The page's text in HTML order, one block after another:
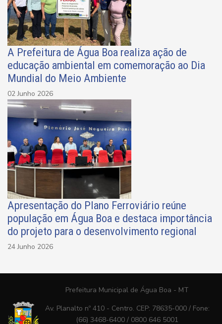
A Prefeitura de Água Boa realiza ação de
educação ambiental em comemoração ao Dia
Mundial do Meio Ambiente
02 Junho 2026
Apresentação do Plano Ferroviário reúne
população em Água Boa e destaca importância
do projeto para o desenvolvimento regional
24 Junho 2026
Prefeitura Municipal de Água Boa - MT
Av. Planalto nº 410 - Centro. CEP: 78635-000 / Fone:
(66) 3468-6400 / 0800 646 5001